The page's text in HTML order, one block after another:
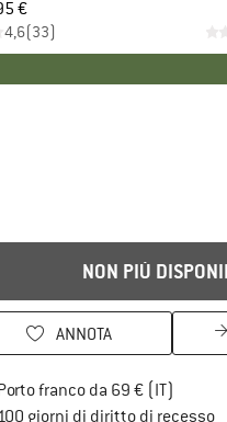
€
4,6(33)
NON PIÙ
ANNOTA
franco da 69 € (IT)
100 giorni di diritto di recesso